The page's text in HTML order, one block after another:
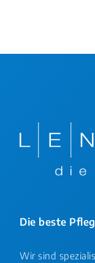
Die beste
Wir sind